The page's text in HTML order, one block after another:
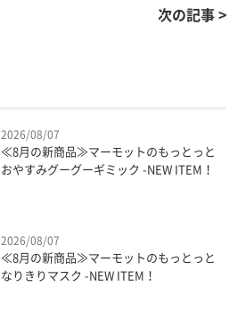
次の記事 >
2026/08/07
≪8月の新商品≫マーモットのもっとっと
おやすみグーグーギミック -NEW ITEM！
2026/08/07
≪8月の新商品≫マーモットのもっとっと
なりきりマスク -NEW ITEM！